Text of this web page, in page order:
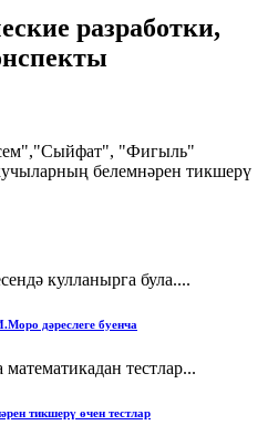
разработки,
"Фигыль"
белемнәрен тикшерү
кулланырга була....
дәреслеге буенча
тестлар...
тикшерү өчен тестлар